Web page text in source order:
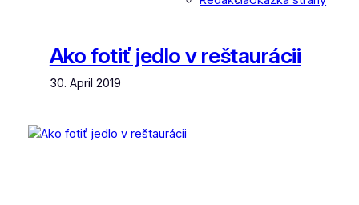
Ako fotiť jedlo v reštaurácii
30. April 2019